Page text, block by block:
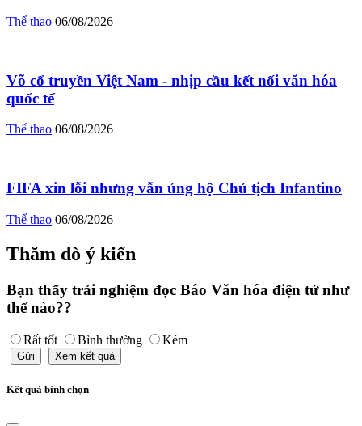
Thể thao 06/08/2026
Võ cổ truyền Việt Nam - nhịp cầu kết nối văn hóa
quốc tế
Thể thao 06/08/2026
FIFA xin lỗi nhưng vẫn ủng hộ Chủ tịch Infantino
Thể thao 06/08/2026
Thăm dò ý kiến
Bạn thấy trải nghiệm đọc Báo Văn hóa điện tử như
thế nào??
Rất tốt Bình thường Kém
Gửi Xem kết quả
Kết quả bình chọn